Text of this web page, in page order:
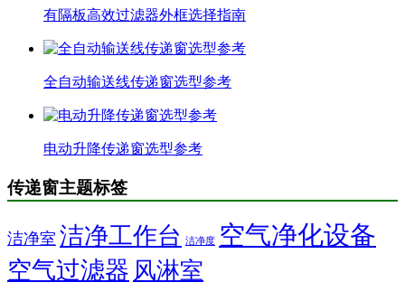
有隔板高效过滤器外框选择指南
全自动输送线传递窗选型参考
电动升降传递窗选型参考
传递窗主题标签
洁净室 洁净工作台 洁净度 空气净化设备
空气过滤器 风淋室